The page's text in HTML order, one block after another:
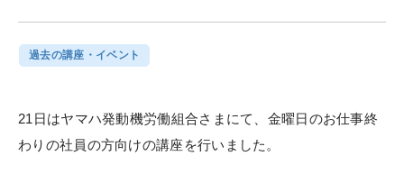
お問い合わせ 運営団体
過去の講座・イベント
21日はヤマハ発動機労働組合さまにて、金曜日のお仕事終
わりの社員の方向けの講座を行いました。